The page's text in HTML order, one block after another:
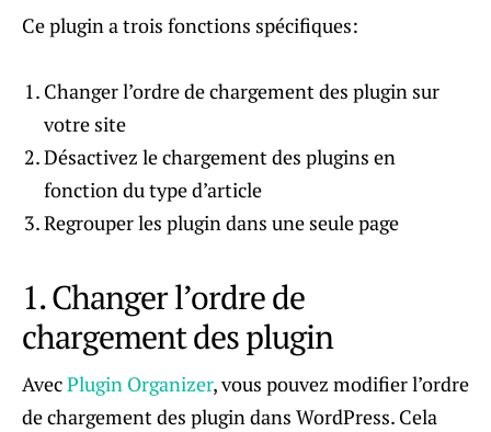
Ce plugin a trois fonctions spécifiques:
Changer l’ordre de chargement des plugin sur
votre site
Désactivez le chargement des plugins en
fonction du type d’article
Regrouper les plugin dans une seule page
1. Changer l’ordre de
chargement des plugin
AvecPlugin Organizer, vous pouvez modifier l’ordre
de chargement des plugin dans WordPress. Cela